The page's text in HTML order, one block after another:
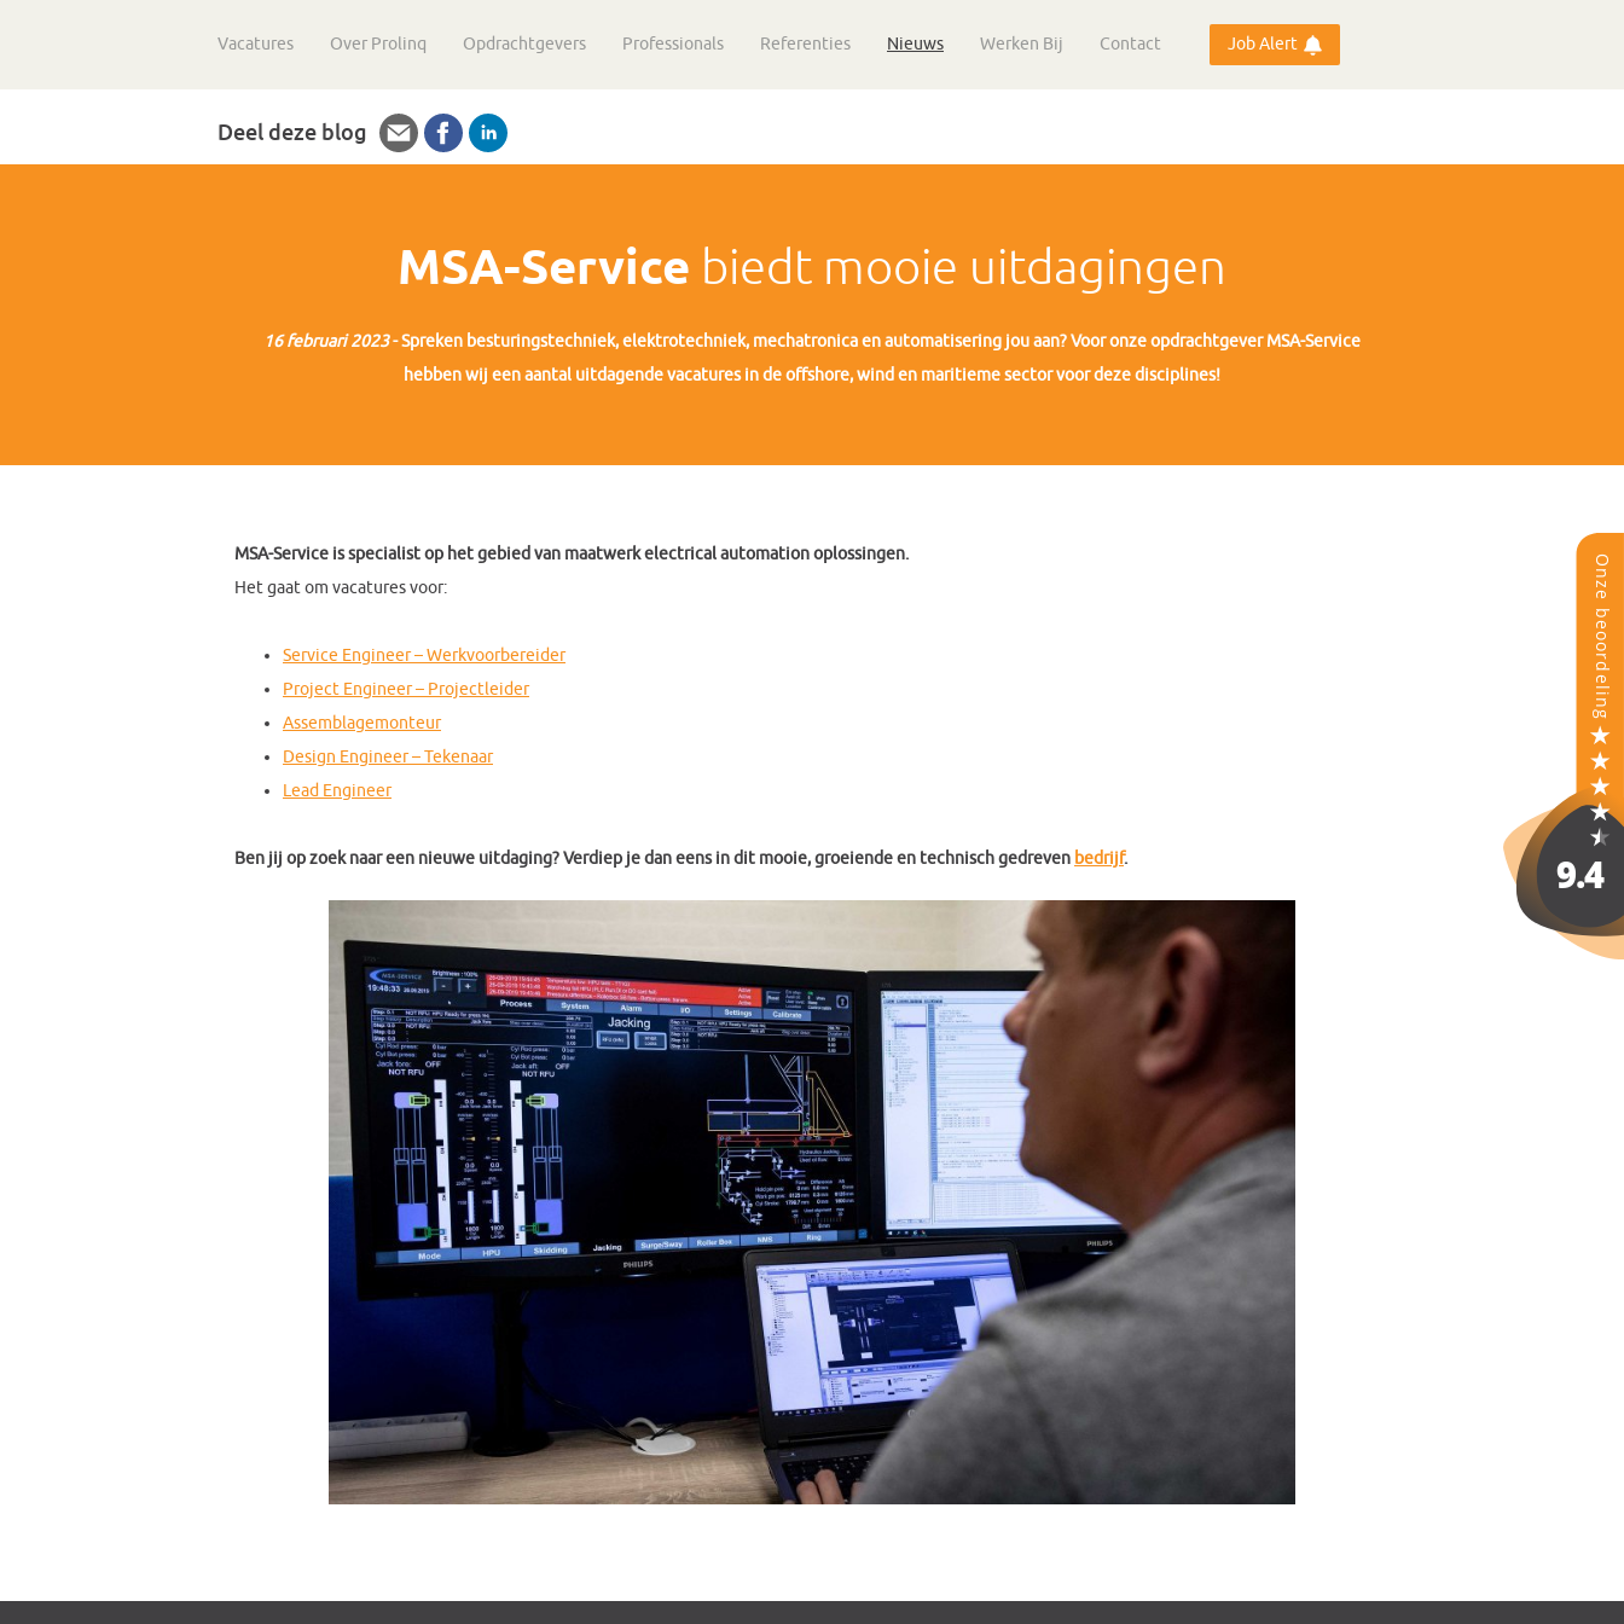
Vacatures Over Prolinq Opdrachtgevers Professionals Referenties Nieuws Werken Bij Contact Job Alert
Deel deze blog
MSA-Service biedt mooie uitdagingen
16 februari 2023- Spreken besturingstechniek, elektrotechniek, mechatronica en automatisering jou aan? Voor onze opdrachtgever MSA-Service
hebben wij een aantal uitdagende vacatures in de offshore, wind en maritieme sector voor deze disciplines!
MSA-Service is specialist op het gebied van maatwerk electrical automation oplossingen.
Het gaat om vacatures voor:
Service Engineer –Werkvoorbereider
Project Engineer – Projectleider
Assemblagemonteur
Design Engineer – Tekenaar
Lead Engineer
Ben jij op zoek naar een nieuwe uitdaging? Verdiep je dan eens in dit mooie, groeiende en technisch gedreven bedrijf.